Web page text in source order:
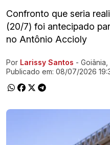
Confronto que seria
(20/7) foi antecipado
no Antônio Accioly
Ir direto pra matéria
Por Larissy Santos - Goiânia,
Publicado em: 08/07/2026